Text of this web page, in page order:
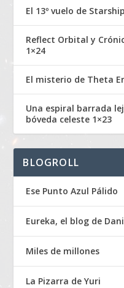
El 13º vuelo de
Reflect Orbital y
1×24
El misterio de Theta
Una espiral barrada
bóveda celeste 1×23
BLOGROLL
Ese Punto Azul Pálido
Eureka, el blog de
Miles de millones
La Pizarra de Yuri